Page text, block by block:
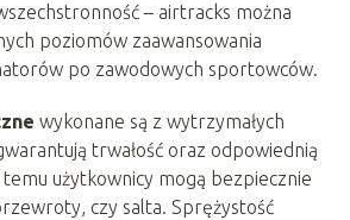
– airtracks można
poziomów zaawansowania
po zawodowych sportowców.
wykonane są z wytrzymałych
trwałość oraz odpowiednią
użytkownicy mogą bezpiecznie
czy salta. Sprężystość